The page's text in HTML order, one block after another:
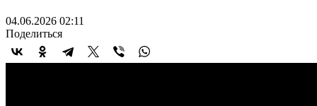
04.06.2026 02:11
Поделиться